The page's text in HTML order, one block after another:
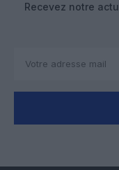
Recevez notre